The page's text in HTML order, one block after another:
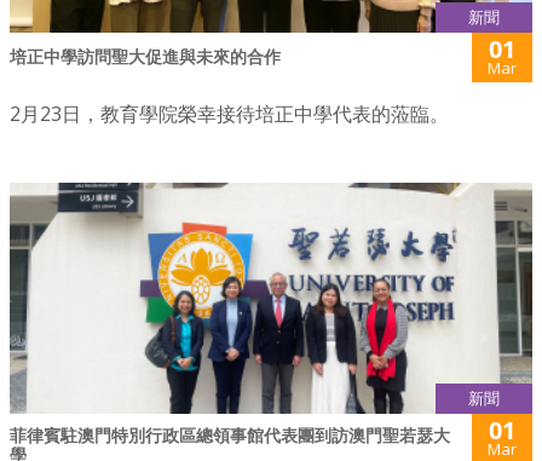
新聞
培正中學訪問聖大促進與未來的合作 01
Mar
2月23日，教育學院榮幸接待培正中學代表的蒞臨。
新聞
菲律賓駐澳門特別行政區總領事館代表團到訪澳門聖若瑟大
學
01
Mar